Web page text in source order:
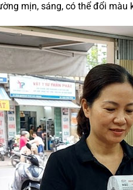
mịn, sáng, có thể đổi